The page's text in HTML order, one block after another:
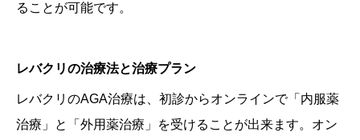
ることが可能です。
レバクリの治療法と治療プラン
レバクリのAGA治療は、初診からオンラインで「内服薬
治療」と「外用薬治療」を受けることが出来ます。オン